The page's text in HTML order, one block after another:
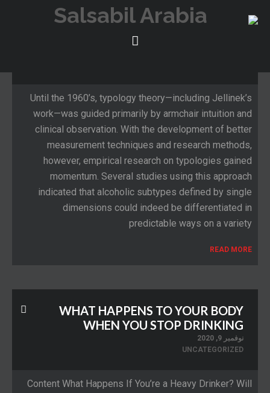
THE FIVE TYPES OF ALCOHOLISM
Until the 1960’s, typology theory—including Jellinek’s
work—was guided primarily by armchair intuition and
clinical observation. With the development of better
measurement techniques and research methods,
however, empirical research on typologies gained
momentum. Several studies using this approach
indicated that alcoholic subtypes defined by single
dimensions could indeed be differentiated in
predictable ways on a variety
READ MORE
WHAT HAPPENS TO YOUR BODY
WHEN YOU STOP DRINKING
نوفمبر 9, 2020
UNCATEGORIZED
Content What Happens If You’re a Heavy Drinker? Will